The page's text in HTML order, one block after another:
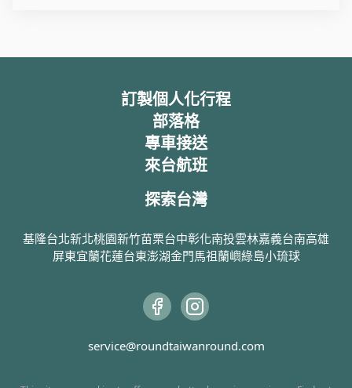
訂製個人化行程
部落格
專車接送
來台航班
探索台灣
基隆台北新北桃園新竹苗栗台中彰化南投雲林嘉義台南高雄
屏東宜蘭花蓮台東澎湖金門馬祖蘭嶼綠島小琉球
service@roundtaiwanround.com